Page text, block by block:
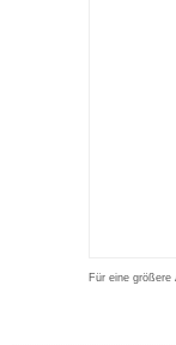
Für eine größere